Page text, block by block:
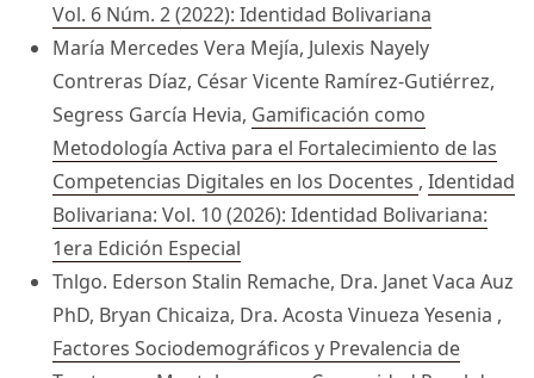
Vol. 6 Núm. 2 (2022): Identidad Bolivariana
María Mercedes Vera Mejía, Julexis Nayely
Contreras Díaz, César Vicente Ramírez-Gutiérrez,
Segress García Hevia, Gamificación como
Metodología Activa para el Fortalecimiento de las
Competencias Digitales en los Docentes , Identidad
Bolivariana: Vol. 10 (2026): Identidad Bolivariana:
1era Edición Especial
Tnlgo. Ederson Stalin Remache, Dra. Janet Vaca Auz
PhD, Bryan Chicaiza, Dra. Acosta Vinueza Yesenia ,
Factores Sociodemográficos y Prevalencia de